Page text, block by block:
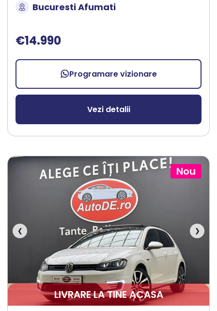
Bucuresti Afumati
€14.990
Programare vizionare
Vezi detalii
Nou
❮ ❯
LIVRARE LA TINE ACASA